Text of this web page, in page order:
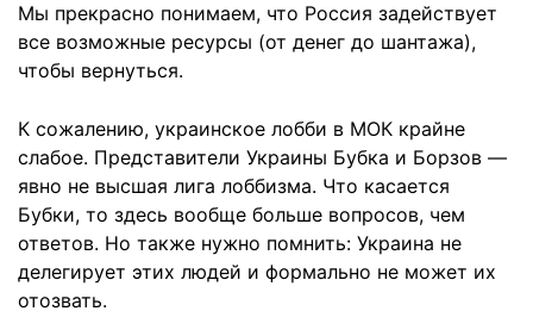
Мы прекрасно понимаем, что Россия задействует
все возможные ресурсы (от денег до шантажа),
чтобы вернуться.
К сожалению, украинское лобби в МОК крайне
слабое. Представители Украины Бубка и Борзов —
явно не высшая лига лоббизма. Что касается
Бубки, то здесь вообще больше вопросов, чем
ответов. Но также нужно помнить: Украина не
делегирует этих людей и формально не может их
отозвать.